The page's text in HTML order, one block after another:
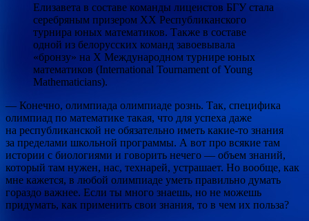
Елизавета в составе команды лицеистов БГУ стала
серебряным призером XХ Республиканского
турнира юных математиков. Также в составе
одной из белорусских команд завоевывала
«бронзу» на X Международном турнире юных
математиков (International Tournament of Young
Mathematicians).
— Конечно, олимпиада олимпиаде рознь. Так, специфика
олимпиад по математике такая, что для успеха даже
на республиканской не обязательно иметь какие-то знания
за пределами школьной программы. А вот про всякие там
истории с биологиями и говорить нечего — объем знаний,
который там нужен, нас, технарей, устрашает. Но вообще, как
мне кажется, в любой олимпиаде уметь правильно думать
гораздо важнее. Если ты много знаешь, но не можешь
придумать, как применить свои знания, то в чем их польза?